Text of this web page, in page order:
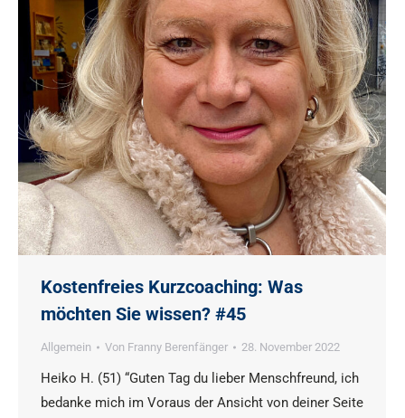
Kostenfreies Kurzcoaching: Was
möchten Sie wissen? #45
Allgemein Von Franny Berenfänger 28. November 2022
Heiko H. (51) “Guten Tag du lieber Menschfreund, ich
bedanke mich im Voraus der Ansicht von deiner Seite